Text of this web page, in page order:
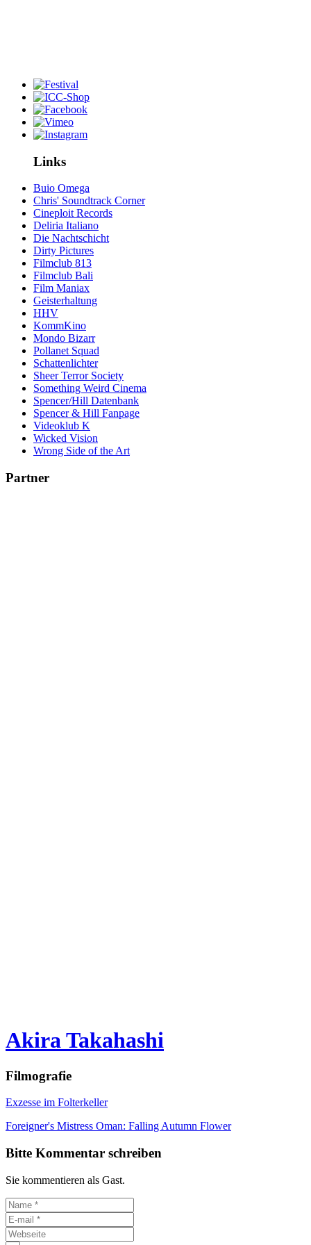
Links
Buio Omega
Chris' Soundtrack Corner
Cineploit Records
Deliria Italiano
Die Nachtschicht
Dirty Pictures
Filmclub 813
Filmclub Bali
Film Maniax
Geisterhaltung
HHV
KommKino
Mondo Bizarr
Pollanet Squad
Schattenlichter
Sheer Terror Society
Something Weird Cinema
Spencer/Hill Datenbank
Spencer & Hill Fanpage
Videoklub K
Wicked Vision
Wrong Side of the Art
Partner
Akira Takahashi
Filmografie
Exzesse im Folterkeller
Foreigner's Mistress Oman: Falling Autumn Flower
Bitte Kommentar schreiben
Sie kommentieren als Gast.